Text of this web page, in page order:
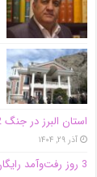
استان البرز در جنگ 12 روزه 7 شهید دانشجو تقدیم انقلاب کرد
آذر ۲۹, ۱۴۰۴
3 روز رفت‌وآمد رایگان بانوان در خطوط اتوبوسرانی شهری کرج